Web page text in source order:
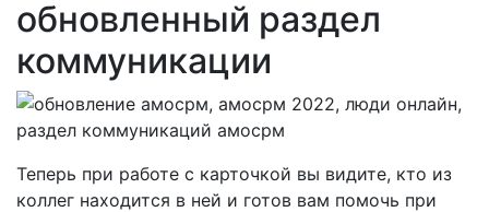
обновленный раздел
коммуникации
Теперь при работе с карточкой вы видите, кто из
коллег находится в ней и готов вам помочь при